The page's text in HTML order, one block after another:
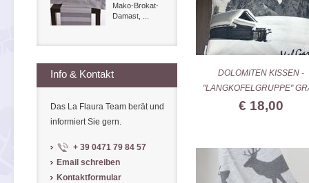
DOLOMITEN KISSEN -
"LANGKOFELGRUPPE"
€ 18,00
Mako-Brokat-
Damast, ...
Info & Kontakt
Das La Flaura Team berät und
informiert Sie gern.
+ 39 0471 79 84 57
Email schreiben
Kontaktformular